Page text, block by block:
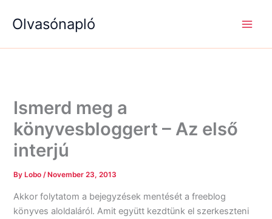
Olvasónapló
Ismerd meg a
könyvesbloggert – Az első
interjú
By Lobo/ November 23, 2013
Akkor folytatom a bejegyzések mentését a freeblog
könyves aloldaláról. Amit együtt kezdtünk el szerkeszteni
e
a
é
g
k
é
g
k